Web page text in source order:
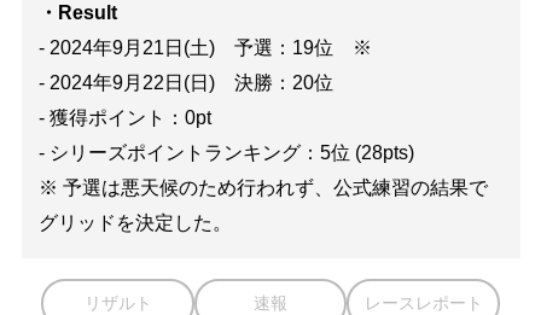
・Result
- 2024年9月21日(土) 予選：19位 ※
- 2024年9月22日(日) 決勝：20位
- 獲得ポイント：0pt
- シリーズポイントランキング：5位 (28pts)
※ 予選は悪天候のため行われず、公式練習の結果で
グリッドを決定した。
リザルト 速報 レースレポート